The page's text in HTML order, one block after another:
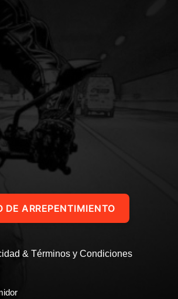
DE ARREPENTIMIENTO
& Términos y Condiciones